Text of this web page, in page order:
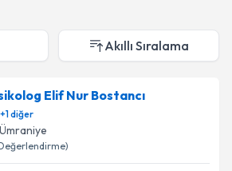
Akıllı Sıralama
Elif Nur Bostancı
+1diğer
Ümraniye